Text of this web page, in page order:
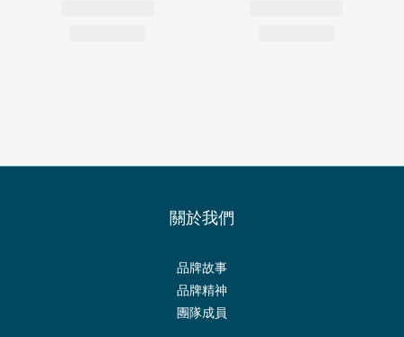
關於我們
品牌故事
品牌精神
團隊成員